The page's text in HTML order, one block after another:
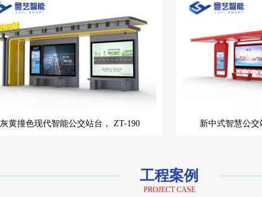
灰黄撞色现代智能公交站台， ZT-190 新中式智慧公交
工程案例
PROJECT CASE